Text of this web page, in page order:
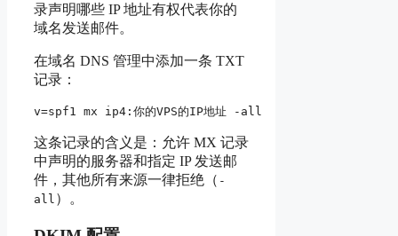
录声明哪些 IP 地址有权代表你的
域名发送邮件。
在域名 DNS 管理中添加一条 TXT
记录：
这条记录的含义是：允许 MX 记录
中声明的服务器和指定 IP 发送邮
件，其他所有来源一律拒绝（ -
all ）。